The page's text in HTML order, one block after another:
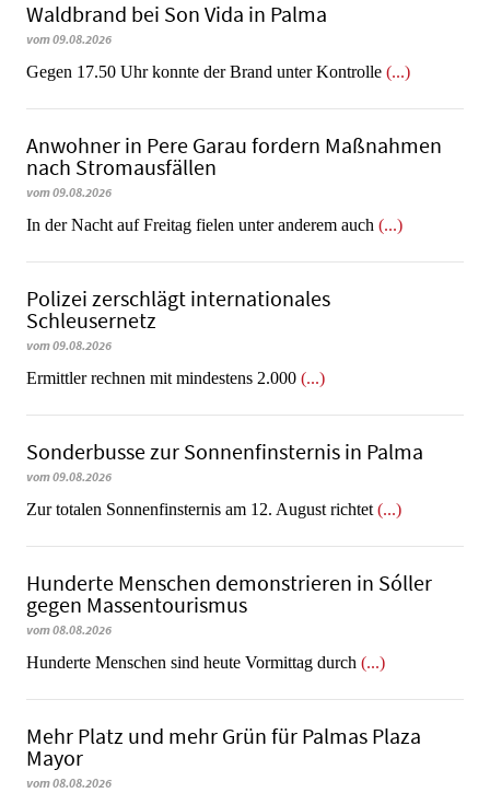
Waldbrand bei Son Vida in Palma
vom 09.08.2026
Gegen 17.50 Uhr konnte der Brand unter Kontrolle (...)
Anwohner in Pere Garau fordern Maßnahmen
nach Stromausfällen
vom 09.08.2026
In der Nacht auf Freitag fielen unter anderem auch (...)
Polizei zerschlägt internationales
Schleusernetz
vom 09.08.2026
Ermittler rechnen mit mindestens 2.000 (...)
Sonderbusse zur Sonnenfinsternis in Palma
vom 09.08.2026
Zur totalen Sonnenfinsternis am 12. August richtet (...)
Hunderte Menschen demonstrieren in Sóller
gegen Massentourismus
vom 08.08.2026
Hunderte Menschen sind heute Vormittag durch (...)
Mehr Platz und mehr Grün für Palmas Plaza
Mayor
vom 08.08.2026